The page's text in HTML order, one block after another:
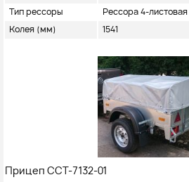
Тип рессоры Рессора 4-листовая
Колея (мм) 1541
Прицеп ССТ-7132-01